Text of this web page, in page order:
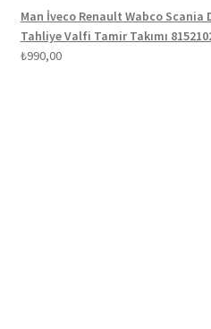
₺1.300,00. fiyat:
₺1.100,00.
Man İveco Renault Wabco Scania
Tahliye Valfi Tamir Takımı
₺990,00